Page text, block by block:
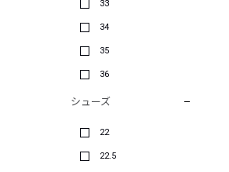
33
34
35
36
シューズ
22
22.5